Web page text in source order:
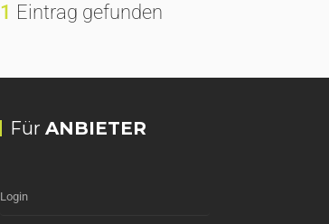
1 Eintrag gefunden
Für ANBIETER
Login